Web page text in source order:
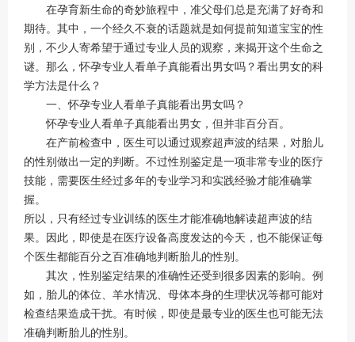
在孕育新生命的奇妙旅程中，准父母们总是充满了好奇和
期待。其中，一个经久不衰的话题就是如何提前知道宝宝的性
别，不少人寄希望于通过专业人员的观察，来揭开这个生命之
谜。那么，怀孕专业人看单子真能看出男女吗？看出男女的科
学方法是什么？
一、怀孕专业人看单子真能看出男女吗？
怀孕专业人看单子真能看出男女，但并非百分百。
在产前检查中，医生可以通过观察超声波的结果，对胎儿
的性别做出一定的判断。不过性别鉴定是一项非常专业的医疗
技能，需要医生经过多年的专业学习和实践经验才能准确掌
握。
所以，只有经过专业训练的医生才能准确地解读超声波的结
果。因此，即使是在医疗设备高度发达的今天，也不能保证每
个医生都能百分之百准确地判断胎儿的性别。
其次，性别鉴定结果的准确性还受到很多因素的影响。例
如，胎儿的体位、羊水情况、母体本身的生理状况等都可能对
检查结果造成干扰。有时候，即使是最专业的医生也可能无法
准确判断胎儿的性别。